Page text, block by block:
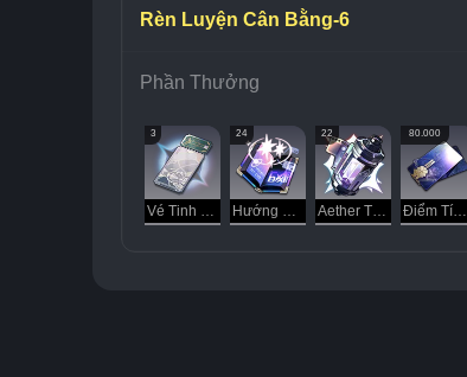
Rèn Luyện Cân Bằng-6
Phần Thưởng
3
Vé Tinh Cầu
24
Hướng Dẫn Dạo Chơi
22
Aether Tinh Luyện
80.000
Điểm Tín Dụng